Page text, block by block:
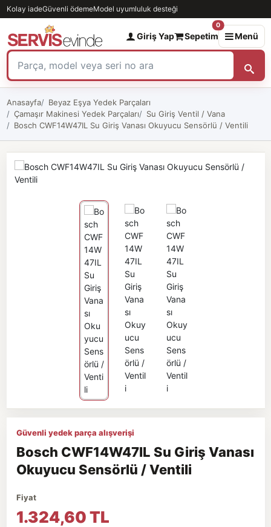
Kolay iadeGüvenli ödemeModel uyumluluk desteği
Giriş Yap Sepetim
0
Menü
Anasayfa
Beyaz Eşya Yedek Parçaları
Çamaşır Makinesi Yedek Parçaları
Su Giriş Ventil / Vana
Bosch CWF14W47IL Su Giriş Vanası Okuyucu Sensörlü / Ventili
Güvenli yedek parça alışverişi
Bosch CWF14W47IL Su Giriş Vanası
Okuyucu Sensörlü / Ventili
Fiyat
1.324,60 TL